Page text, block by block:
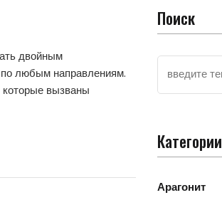
двойным
по любым направлениям.
вызваны
Поиск
Категории
Арагонит